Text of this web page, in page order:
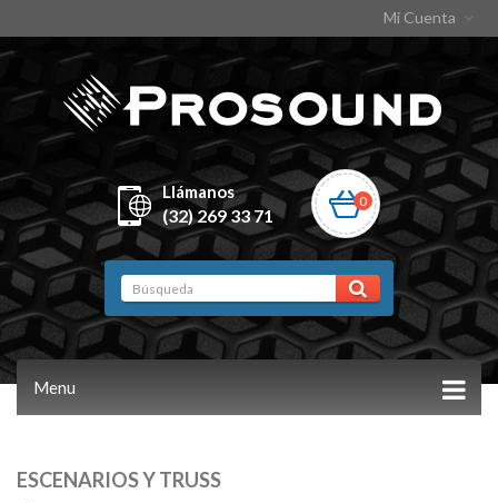
Mi Cuenta
Llámanos
(32) 269 33 71
0
Menu
ESCENARIOS Y TRUSS